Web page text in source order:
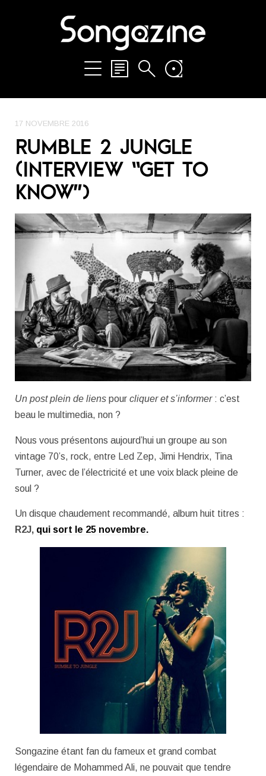
17 NOVEMBRE 2016
RUMBLE 2 JUNGLE
(INTERVIEW “GET TO
KNOW”)
Un post plein de liens pour cliquer et s’informer: c’est
beau le multimedia, non ?
Nous vous présentons aujourd’hui un groupe au son
vintage 70’s, rock, entre Led Zep, Jimi Hendrix, Tina
Turner, avec de l’électricité et une voix black pleine de
soul ?
Un disque chaudement recommandé, album huit titres :
R2J, qui sort le 25 novembre.
Songazine étant fan du fameux et grand combat
légendaire de Mohammed Ali, ne pouvait que tendre